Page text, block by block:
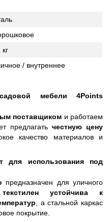
/ внутреннее
мебели 4Points
поставщиком и работаем
предлагать честную цену
качество материалов и
для использования под
предназначен для уличного
устойчива к
, а стальной каркас
покрытие.